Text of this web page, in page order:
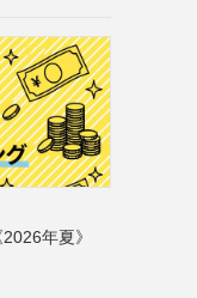
年夏》